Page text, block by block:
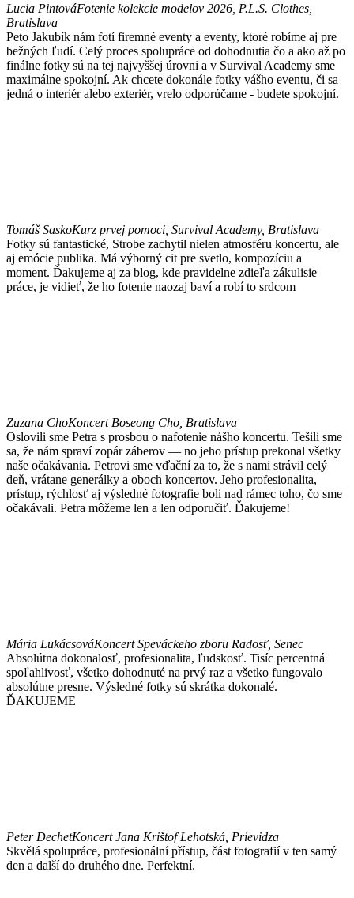
Lucia PintováFotenie kolekcie modelov 2026, P.L.S. Clothes,
Bratislava
Peto Jakubík nám fotí firemné eventy a eventy, ktoré robíme aj pre
bežných ľudí. Celý proces spolupráce od dohodnutia čo a ako až po
finálne fotky sú na tej najvyššej úrovni a v Survival Academy sme
maximálne spokojní. Ak chcete dokonále fotky vášho eventu, či sa
jedná o interiér alebo exteriér, vrelo odporúčame - budete spokojní.
Tomáš SaskoKurz prvej pomoci, Survival Academy, Bratislava
Fotky sú fantastické, Strobe zachytil nielen atmosféru koncertu, ale
aj emócie publika. Má výborný cit pre svetlo, kompozíciu a
moment. Ďakujeme aj za blog, kde pravidelne zdieľa zákulisie
práce, je vidieť, že ho fotenie naozaj baví a robí to srdcom
Zuzana ChoKoncert Boseong Cho, Bratislava
Oslovili sme Petra s prosbou o nafotenie nášho koncertu. Tešili sme
sa, že nám spraví zopár záberov — no jeho prístup prekonal všetky
naše očakávania. Petrovi sme vďační za to, že s nami strávil celý
deň, vrátane generálky a oboch koncertov. Jeho profesionalita,
prístup, rýchlosť aj výsledné fotografie boli nad rámec toho, čo sme
očakávali. Petra môžeme len a len odporučiť. Ďakujeme!
Mária LukácsováKoncert Speváckeho zboru Radosť, Senec
Absolútna dokonalosť, profesionalita, ľudskosť. Tisíc percentná
spoľahlivosť, všetko dohodnuté na prvý raz a všetko fungovalo
absolútne presne. Výsledné fotky sú skrátka dokonalé.
ĎAKUJEME
Peter DechetKoncert Jana Krištof Lehotská, Prievidza
Skvělá spolupráce, profesionální přístup, část fotografií v ten samý
den a další do druhého dne. Perfektní.